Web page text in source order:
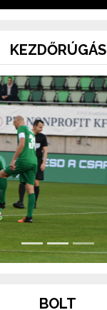
KEZDŐRÚGÁS